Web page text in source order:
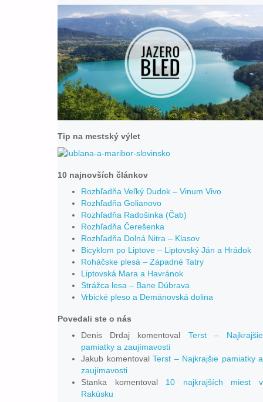
Tip na mestský výlet
10 najnovších článkov
Rozhľadňa Veľký Dudok – Vinum Vivo
Rozhľadňa Golianovo
Rozhľadňa Radošinka (Čab)
Rozhľadňa Čerešenka
Rozhľadňa Dolná Nitra – Klasov
Bicyklom po Liptove – Liptovský Ján a Hrádok
Roháčske plesá – Západné Tatry
Liptovská Mara a Havránok
Strážca lesa – Bane Dúbrava
Vrbické pleso a Demänovská dolina
Povedali ste o nás
Denis Drdaj komentoval Terst – Najkrajšie
pamiatky a zaujímavosti
Jakub komentoval Terst – Najkrajšie pamiatky a
zaujímavosti
Stanka komentoval 10 najkrajších miest v
Rakúsku